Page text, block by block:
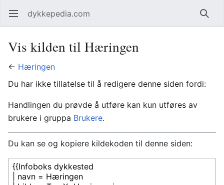
Åpne hovedmenyen dykkepedia.com Søk
Vis kilden til Hæringen
← Hæringen
Du har ikke tillatelse til å redigere denne siden fordi:
Handlingen du prøvde å utføre kan kun utføres av
brukere i gruppa Brukere.
Du kan se og kopiere kildekoden til denne siden: